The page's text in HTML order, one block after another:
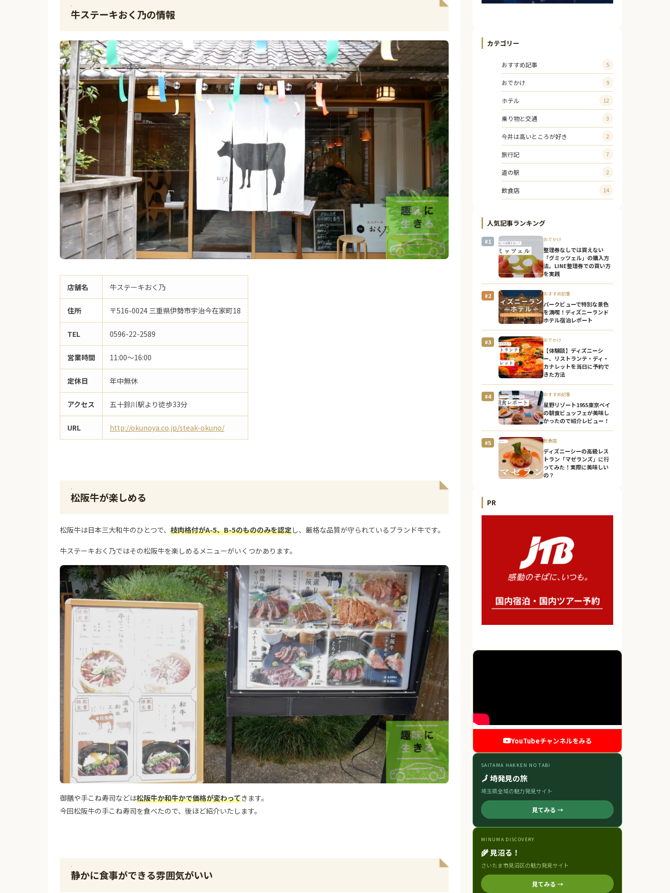
牛ステーキおく乃の情報
店舗名 牛ステーキおく乃
住所 〒516-0024 三重県伊勢市宇治今在家町18
TEL 0596-22-2589
営業時間 11:00〜16:00
定休日 年中無休
アクセス 五十鈴川駅より徒歩33分
URL http://okunoya.co.jp/steak-okuno/
松阪牛が楽しめる
松阪牛は日本三大和牛のひとつで、 枝肉格付がA-5、B-5のもののみを認定し、厳格な品質が守られているブランド牛です。
牛ステーキおく乃ではその松阪牛を楽しめるメニューがいくつかあります。
御膳や手こね寿司などは松阪牛か和牛かで価格が変わってきます。
今回松阪牛の手こね寿司を食べたので、後ほど紹介いたします。
静かに食事ができる雰囲気がいい
カテゴリー
おすすめ記事 5
おでかけ 9
ホテル 12
乗り物と交通 3
今井は高いところが好き 2
旅行記 7
道の駅 2
飲食店 14
人気記事ランキング
#1 おでかけ
整理券なしでは買えない
「グミッツェル」の購入方
法。LINE整理券での買い方
を実践
#2 おすすめ記事
パークビューで特別な景色
を満喫！ディズニーランド
ホテル宿泊レポート
#3 おでかけ
【体験談】ディズニーシ
ー、リストランテ・ディ・
カナレットを当日に予約で
きた方法
#4 おすすめ記事
星野リゾート1955東京ベイ
の朝食ビュッフェが美味し
かったので紹介レビュー！
#5 飲食店
ディズニーシーの高級レス
トラン「マゼランズ」に行
ってみた！実際に美味しい
の？
PR
YouTubeチャンネルをみる
SAITAMA HAKKEN NO TABI
🗾 埼発見の旅
埼玉県全域の魅力発見サイト
見てみる →
MINUMA DISCOVERY
🌾 見沼る！
さいたま市見沼区の魅力発見サイト
見てみる →